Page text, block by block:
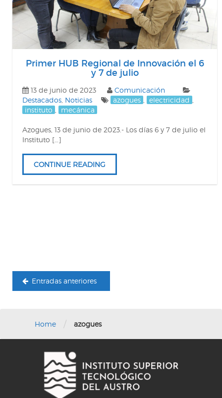
Primer HUB Regional de Innovación el 6
y 7 de julio
13 de junio de 2023
Comunicación
Destacados, Noticias azogues , electricidad ,
instituto , mecánica
Azogues, 13 de junio de 2023.- Los días 6 y 7 de julio el
Instituto […]
CONTINUE READING
Entradas anteriores
Home / azogues